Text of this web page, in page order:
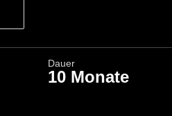
Dauer
10 Monate